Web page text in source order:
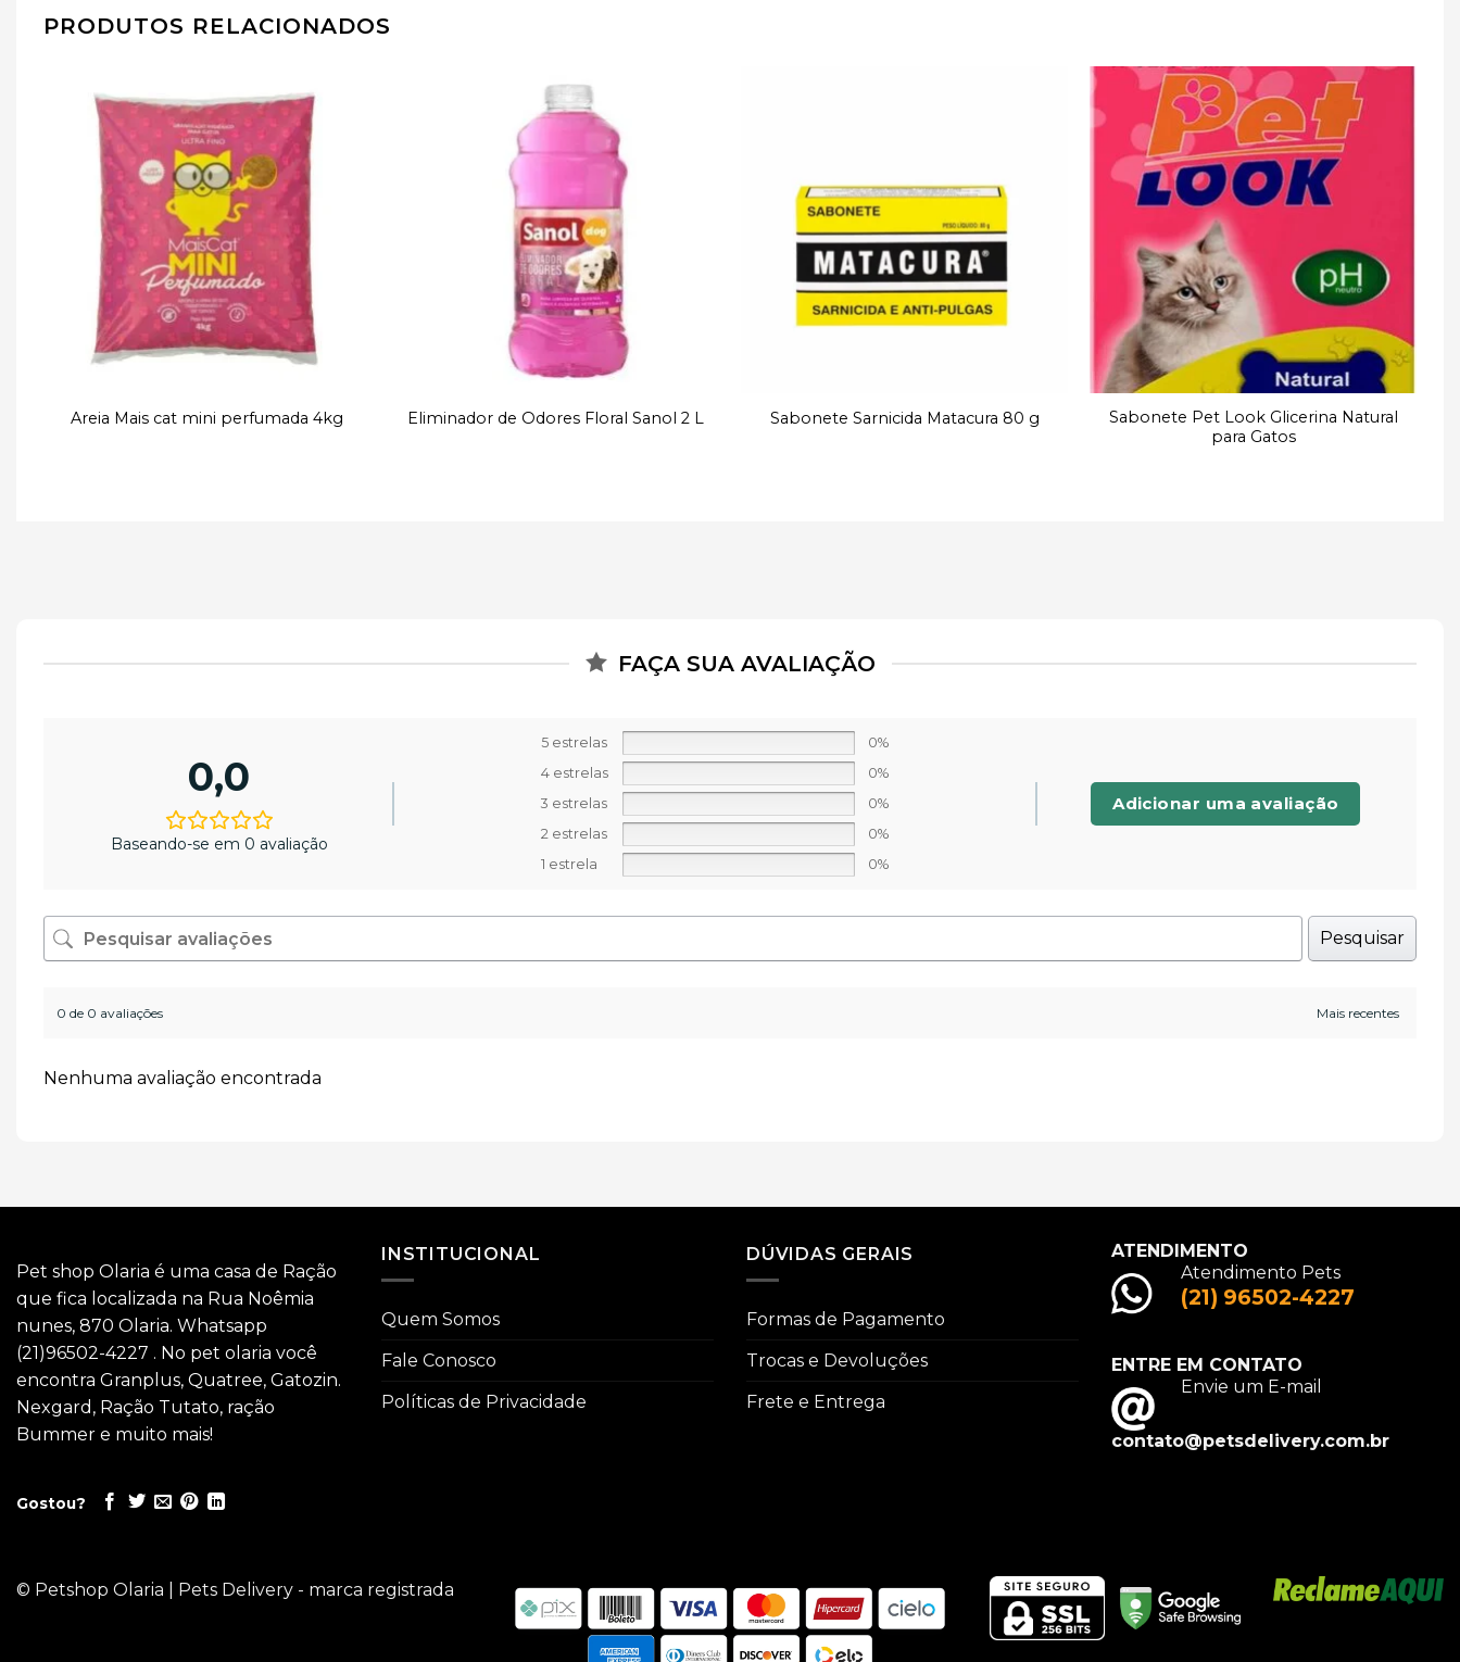
PRODUTOS RELACIONADOS
Adicionar
à lista de
desejos
Areia Mais cat mini perfumada 4kg Eliminador de Odores Floral Sanol 2 L Sabonete Sarnicida Matacura 80 g
Adicionar
à lista de
Sabonete Pet Look Glicerina Natural
para Gatos
FAÇA SUA AVALIAÇÃO
0,0
Baseando-se em 0 avaliação
5 estrelas
0%
4 estrelas
0%
3 estrelas
0%
2 estrelas
0%
1 estrela
0%
Adicionar uma avaliação
Pesquisar
0 de 0 avaliações
Nenhuma avaliação encontrada
Pet shop Olaria é uma casa de Ração
que fica localizada na Rua Noêmia
nunes, 870 Olaria. Whatsapp
(21)96502-4227 . No pet olaria você
encontra Granplus, Quatree, Gatozin.
Nexgard, Ração Tutato, ração
Bummer e muito mais!
Gostou?
INSTITUCIONAL
Quem Somos
Fale Conosco
Políticas de Privacidade
DÚVIDAS GERAIS
Formas de Pagamento
Trocas e Devoluções
Frete e Entrega
ATENDIMENTO
Atendimento Pets
(21) 96502-4227
ENTRE EM CONTATO
Envie um E-mail
contato@petsdelivery.com.br
© Petshop Olaria | Pets Delivery - marca registrada